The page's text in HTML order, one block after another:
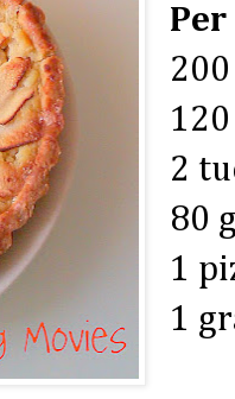
2
80
1
1